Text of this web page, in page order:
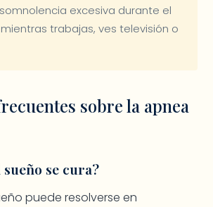
excesiva durante el
trabajas, ves televisión o
sobre la apnea
se cura?
puede resolverse en